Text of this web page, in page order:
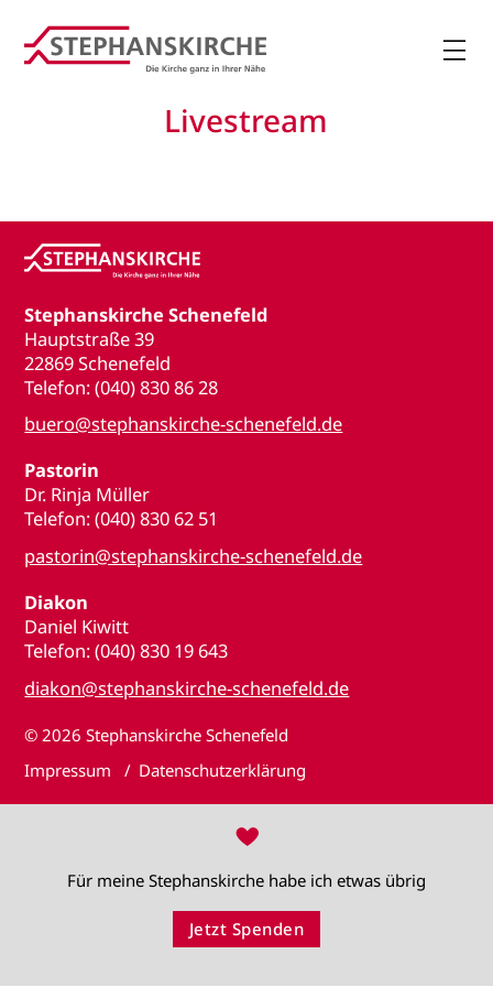

Livestream
Stephanskirche Schenefeld
Hauptstraße 39
22869 Schenefeld
Telefon: (040) 830 86 28
buero@stephanskirche-schenefeld.de
Pastorin
Dr. Rinja Müller
Telefon: (040) 830 62 51
pastorin@stephanskirche-schenefeld.de
Diakon
Daniel Kiwitt
Telefon: (040) 830 19 643
diakon@stephanskirche-schenefeld.de
© 2026 Stephanskirche Schenefeld
Impressum
Datenschutzerklärung
♥
Für meine Stephanskirche habe ich etwas übrig
Jetzt Spenden